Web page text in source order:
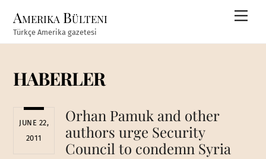
content
Amerika Bülteni
Türkçe Amerika gazetesi
HABERLER
JUNE 22,
2011
Orhan Pamuk and other
authors urge Security
Council to condemn Syria